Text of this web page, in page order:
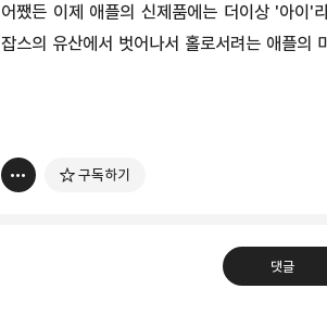
어쨌든 이제 애플의 신제품에는 더이상 '아이'
잡스의 유산에서 벗어나서 홀로서려는 애플의
구독하기
댓글